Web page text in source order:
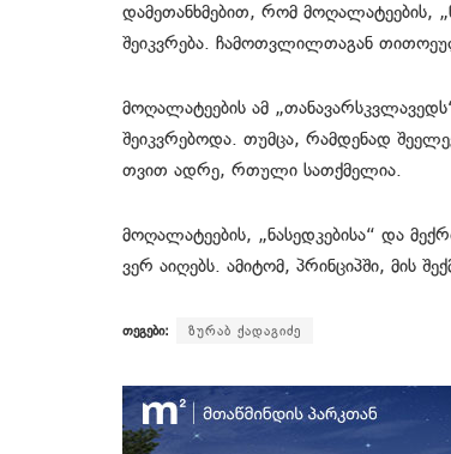
დამეთანხმებით, რომ მოღალატეების,
შეიკვრება. ჩამოთვლილთაგან
მოღალატეების ამ
შეიკვრებოდა. თუმცა, რამდენად
თვით ადრე, რთული სათქმელია.
მოღალატეების, „ნასედკებისა“ და
ვერ აიღებს. ამიტომ, პრინციპში, მის
თეგები: ზურაბ ქადაგიძე